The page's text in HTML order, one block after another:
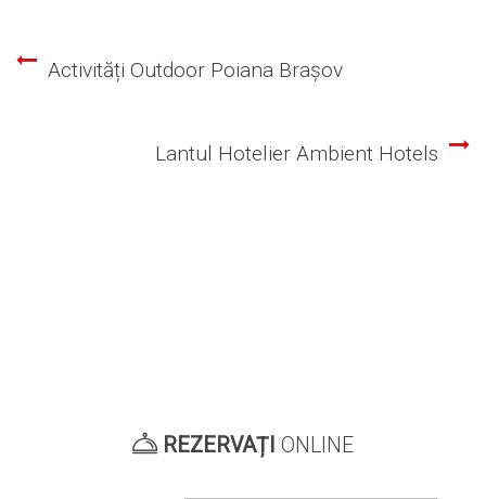
Navigare
Activități Outdoor Poiana Brașov
Lantul Hotelier Ambient Hotels
REZERVAȚI ONLINE